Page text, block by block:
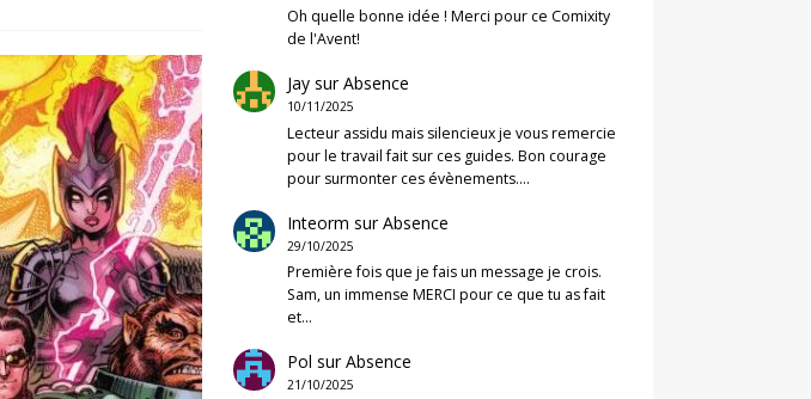
Oh quelle bonne idée ! Merci pour ce Comixity
de l'Avent!
Jay surAbsence
10/11/2025
Lecteur assidu mais silencieux je vous remercie
pour le travail fait sur ces guides. Bon courage
pour surmonter ces évènements.…
Inteorm surAbsence
29/10/2025
Première fois que je fais un message je crois.
Sam, un immense MERCI pour ce que tu as fait
et…
Pol surAbsence
21/10/2025